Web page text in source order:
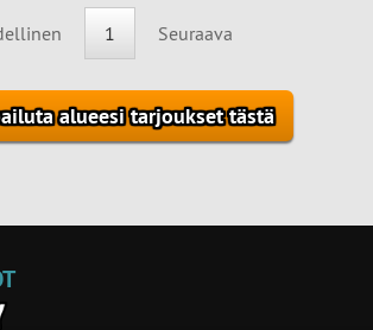
1 Seuraava
alueesi tarjoukset tästä